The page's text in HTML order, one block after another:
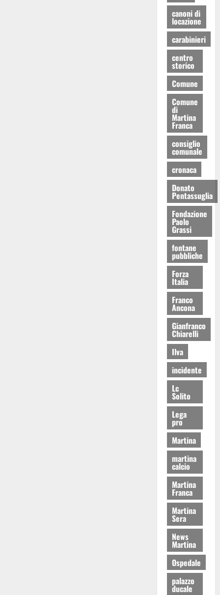
canoni di
locazione
carabinieri
centro
storico
Comune
Comune
di
Martina
Franca
consiglio
comunale
cronaca
Donato
Pentassuglia
Fondazione
Paolo
Grassi
fontane
pubbliche
Forza
Italia
Franco
Ancona
Gianfranco
Chiarelli
Ilva
incidente
Lc
Solito
Lega
pro
Martina
martina
calcio
Martina
Franca
Martina
Sera
News
Martina
Ospedale
palazzo
ducale